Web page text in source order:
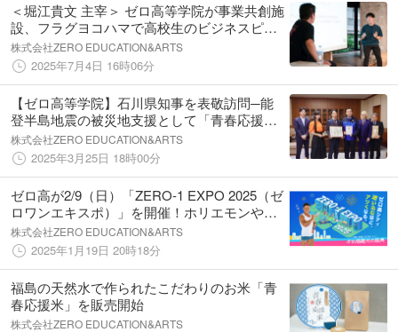
＜堀江貴文 主宰＞ ゼロ高等学院が事業共創施
設、フラグヨコハマで高校生のビジネスピッ
チイベント「ZERO-1 PITCH 2025（ゼロワン
ピッチ）」を開催。
株式会社ZERO EDUCATION&ARTS
2025年7月4日 16時06分
【ゼロ高等学院】石川県知事を表敬訪問─能
登半島地震の被災地支援として「青春応援
米」200kgを寄贈
株式会社ZERO EDUCATION&ARTS
2025年3月25日 18時00分
ゼロ高が2/9（日）「ZERO-1 EXPO 2025（ゼ
ロワンエキスポ）」を開催！ホリエモンやゼ
ロ高生が創る夢と情熱の祭典！
株式会社ZERO EDUCATION&ARTS
2025年1月19日 20時18分
福島の天然水で作られたこだわりのお米「青
春応援米」を販売開始
株式会社ZERO EDUCATION&ARTS